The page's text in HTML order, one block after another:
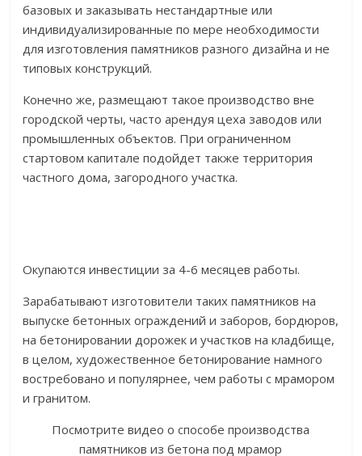
базовых и заказывать нестандартные или
индивидуализированные по мере необходимости
для изготовления памятников разного дизайна и не
типовых конструкций.
Конечно же, размещают такое производство вне
городской черты, часто арендуя цеха заводов или
промышленных объектов. При ограниченном
стартовом капитале подойдет также территория
частного дома, загородного участка.
Окупаются инвестиции за 4-6 месяцев работы.
Зарабатывают изготовители таких памятников на
выпуске бетонных ограждений и заборов, бордюров,
на бетонировании дорожек и участков на кладбище,
в целом, художественное бетонирование намного
востребовано и популярнее, чем работы с мрамором
и гранитом.
Посмотрите видео о способе производства
памятников из бетона под мрамор